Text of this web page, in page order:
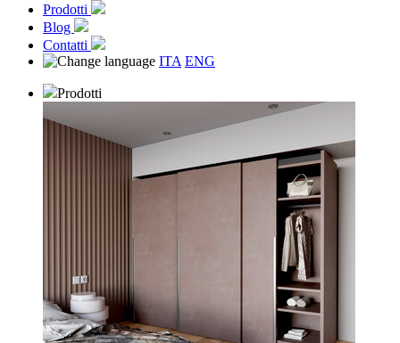
Prodotti
Blog
Contatti
ITA ENG
Prodotti